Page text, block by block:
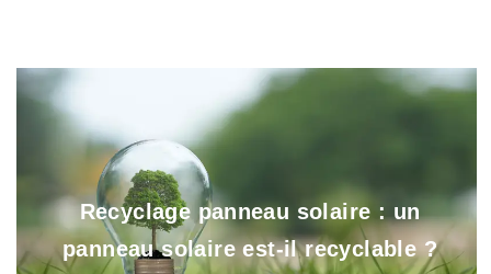
Recyclage panneau solaire : un
panneau solaire est-il recyclable ?